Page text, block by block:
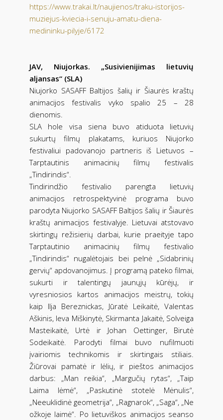
https://www.trakai.lt/naujienos/traku-istorijos-
muziejus-kviecia-i-senuju-amatu-diena-
medininku-pilyje/6172
JAV, Niujorkas. „Susivienijimas lietuvių
aljansas“ (SLA)
Niujorko SASAFF Baltijos šalių ir Šiaurės kraštų
animacijos festivalis vyko spalio 25 – 28
dienomis.
SLA hole visa siena buvo atiduota lietuvių
sukurtų filmų plakatams, kuriuos Niujorko
festivaliui padovanojo partneris iš Lietuvos –
Tarptautinis animacinių filmų festivalis
„Tindirindis“.
Tindirindžio festivalio parengta lietuvių
animacijos retrospektyvinė programa buvo
parodyta Niujorko SASAFF Baltijos šalių ir Šiaurės
kraštų animacijos festivalyje. Lietuvai atstovavo
skirtingų režisierių darbai, kurie praeityje tapo
Tarptautinio animacinių filmų festivalio
„Tindirindis“ nugalėtojais bei pelnė „Sidabrinių
gervių“ apdovanojimus. Į programą pateko filmai,
sukurti ir talentingų jaunųjų kūrėjų, ir
vyresniosios kartos animacijos meistrų, tokių
kaip Ilja Bereznickas, Jūratė Leikaitė, Valentas
Aškinis, Ieva Miškinytė, Skirmanta Jakaitė, Solveiga
Masteikaitė, Urtė ir Johan Oettinger, Birutė
Sodeikaitė. Parodyti filmai buvo nufilmuoti
įvairiomis technikomis ir skirtingais stiliais.
Žiūrovai pamatė ir lėlių, ir pieštos animacijos
darbus: „Man reikia“, „Margučių rytas“, „Taip
Laima lėmė“, „Paskutinė stotelė Mėnulis“,
„Neeuklidinė geometrija“, „Ragnarok“, „Saga“, „Ne
ožkoje laimė“. Po lietuviškos animacijos seanso